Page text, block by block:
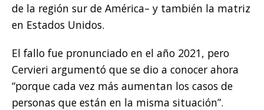
de la región sur de América– y también la matriz
en Estados Unidos.
El fallo fue pronunciado en el año 2021, pero
Cervieri argumentó que se dio a conocer ahora
“porque cada vez más aumentan los casos de
personas que están en la misma situación”.